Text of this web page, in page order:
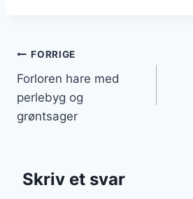
Indlægsnavigation
FORRIGE
Forloren hare med
perlebyg og
grøntsager
Skriv et svar